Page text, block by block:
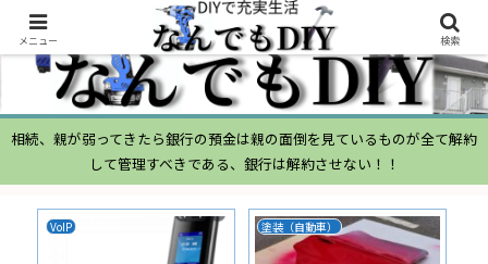
相続、親が弱ってきたら銀行の預金は親の面倒を見ているものが全て解約
して管理すべきである、銀行は解約させない！！
VoIP 塗装（自動車）
メニュー 検索